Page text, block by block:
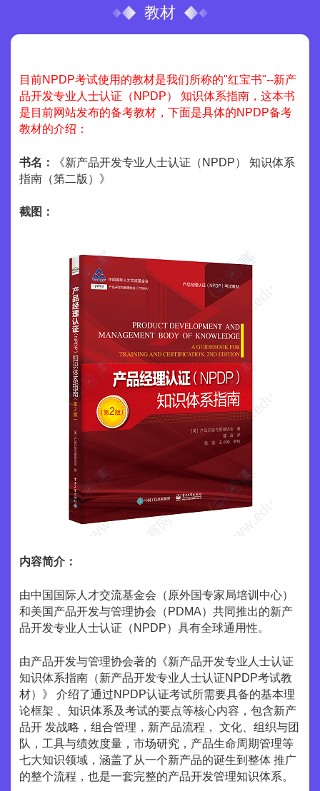
教材
目前NPDP考试使用的教材是我们所称的"红宝书"--新产
品开发专业人士认证（NPDP） 知识体系指南，这本书
是目前网站发布的备考教材，下面是具体的NPDP备考
教材的介绍：
书名：
《新产品开发专业人士认证（NPDP） 知识体系
指南（第二版）》
截图：
内容简介：
由中国国际人才交流基金会（原外国专家局培训中心）
和美国产品开发与管理协会（PDMA）共同推出的新产
品开发专业人士认证（NPDP）具有全球通用性。
由产品开发与管理协会著的《新产品开发专业人士认证
知识体系指南（新产品开发专业人士认证NPDP考试教
材）》 介绍了通过NPDP认证考试所需要具备的基本理
论框架 、知识体系及考试的要点等核心内容，包含新产
品开 发战略，组合管理，新产品流程， 文化、组织与团
队，工具与绩效度量，市场研究，产品生命周期管理等
七大知识领域，涵盖了从一个新产品的诞生到整体 推广
的整个流程，也是一套完整的产品开发管理知识体系。